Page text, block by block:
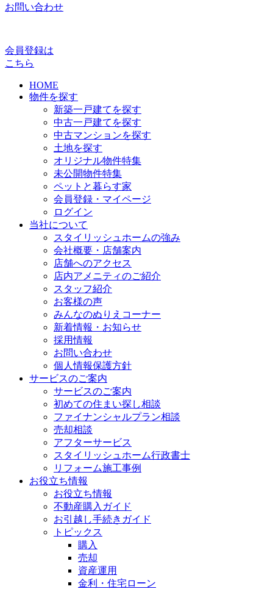
お問い合わせ
会員登録は
こちら
HOME
物件を探す
新築一戸建てを探す
中古一戸建てを探す
中古マンションを探す
土地を探す
オリジナル物件特集
未公開物件特集
ペットと暮らす家
会員登録・マイページ
ログイン
当社について
スタイリッシュホームの強み
会社概要・店舗案内
店舗へのアクセス
店内アメニティのご紹介
スタッフ紹介
お客様の声
みんなのぬりえコーナー
新着情報・お知らせ
採用情報
お問い合わせ
個人情報保護方針
サービスのご案内
サービスのご案内
初めての住まい探し相談
ファイナンシャルプラン相談
売却相談
アフターサービス
スタイリッシュホーム行政書士
リフォーム施工事例
お役立ち情報
お役立ち情報
不動産購入ガイド
お引越し手続きガイド
トピックス
購入
売却
資産運用
金利・住宅ローン